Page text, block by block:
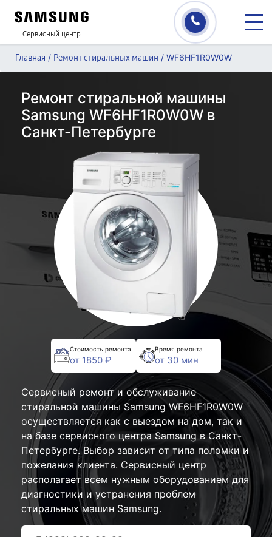
Сервисный центр
Главная / Ремонт стиральных машин / WF6HF1R0W0W
Ремонт стиральной машины
Samsung WF6HF1R0W0W в
Санкт-Петербурге
Стоимость ремонта
от 1850 ₽
Время ремонта
от 30 мин
Сервисный ремонт и обслуживание
стиральной машины Samsung WF6HF1R0W0W
осуществляется как с выездом на дом, так и
на базе сервисного центра Samsung в Санкт-
Петербурге. Выбор зависит от типа поломки и
пожелания клиента. Сервисный центр
располагает всем нужным оборудованием для
диагностики и устранения проблем
стиральных машин Samsung.